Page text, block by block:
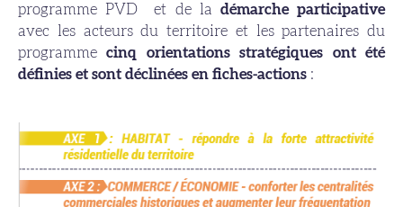
programme PVD et de la démarche participative
avec les acteurs du territoire et les partenaires du
programmecinq orientations stratégiques ont été
définies et sont déclinées en fiches-actions :